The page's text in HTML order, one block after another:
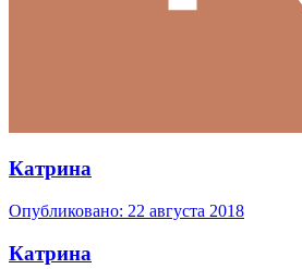
Катрина
Опубликовано: 22 августа 2018
Катрина